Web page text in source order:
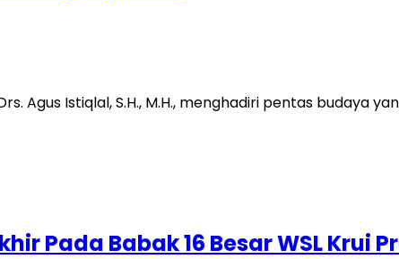
Agus Istiqlal, S.H., M.H., menghadiri pentas budaya
Pada Babak 16 Besar WSL Krui